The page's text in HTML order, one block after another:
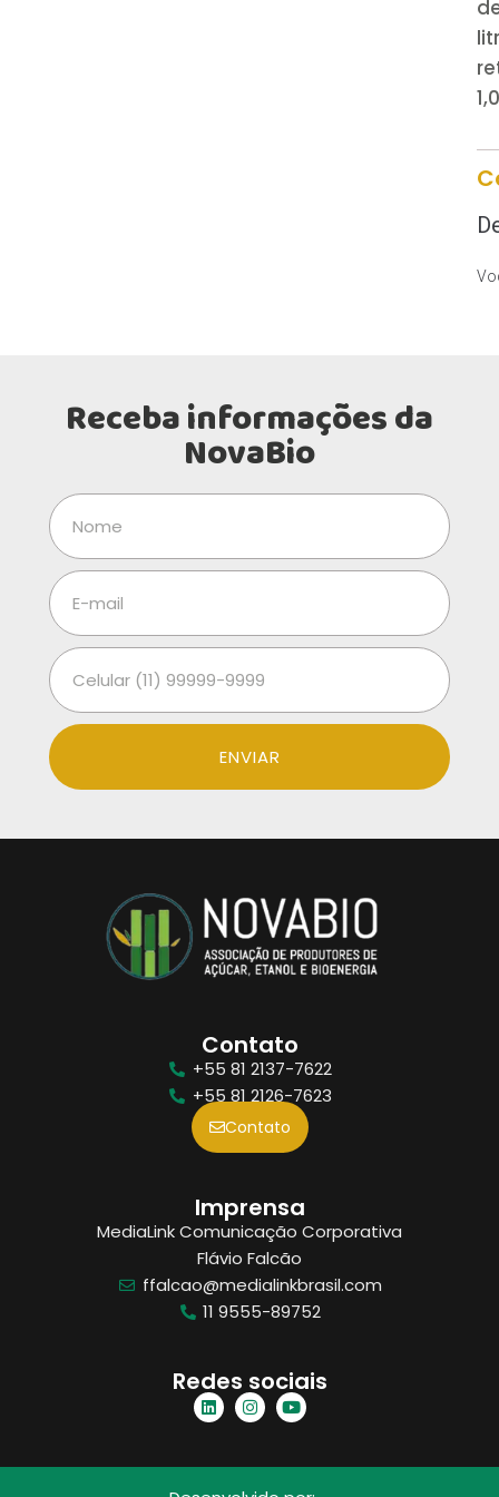
Receba informações da
NovaBio
ENVIAR
Contato
+55 81 2137-7622
+55 81 2126-7623
Contato
Imprensa
MediaLink Comunicação Corporativa
Flávio Falcão
ffalcao@medialinkbrasil.com
11 9555-89752
Redes sociais